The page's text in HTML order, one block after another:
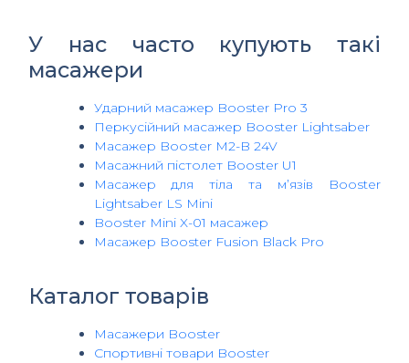
У нас часто купують такі
масажери
Ударний масажер Booster Pro 3
Перкусійний масажер Booster Lightsaber
Масажер Booster M2-B 24V
Масажний пістолет Booster U1
Масажер для тіла та м’язів Booster
Lightsaber LS Mini
Booster Mini X-01 масажер
Масажер Booster Fusion Black Pro
Каталог товарів
Масажери Booster
Спортивні товари Booster